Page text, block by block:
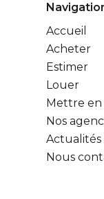
Accueil
Acheter
Estimer
Louer
Mettre en
Nos
Actualités
Nous